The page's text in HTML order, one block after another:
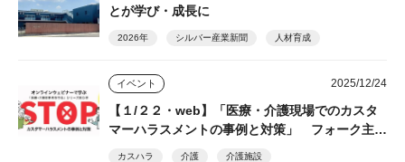
とが学び・成長に
2026年 シルバー産業新聞 人材育成
イベント 2025/12/24
【１/２２・web】「医療・介護現場でのカスタ
マーハラスメントの事例と対策」 フォーク主
カスハラ 介護 介護施設